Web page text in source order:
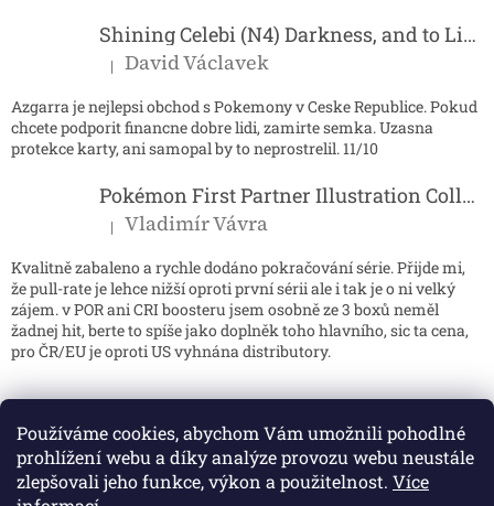
Používáme cookies, abychom Vám umožnili pohodlné
prohlížení webu a díky analýze provozu webu neustále
zlepšovali jeho funkce, výkon a použitelnost. Více
Shining Celebi (N4) Darkness, and to Light...
Hodnocení produktu je 5 z 5 hvězdiček.
| David Václavek
Azgarra je nejlepsi obchod s Pokemony v Ceske Republice. Pokud
chcete podporit financne dobre lidi, zamirte semka. Uzasna
protekce karty, ani samopal by to neprostrelil. 11/10
Pokémon First Partner Illustration Collection - Series 2
Hodnocení produktu je 5 z 5 hvězdiček.
| Vladimír Vávra
Kvalitně zabaleno a rychle dodáno pokračování série. Přijde mi,
že pull-rate je lehce nižší oproti první sérii ale i tak je o ni velký
zájem. v POR ani CRI boosteru jsem osobně ze 3 boxů neměl
žadnej hit, berte to spíše jako doplněk toho hlavního, sic ta cena,
pro ČR/EU je oproti US vyhnána distributory.